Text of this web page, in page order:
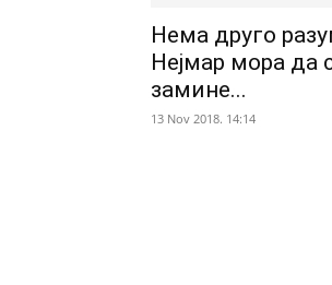
Нема друго
Нејмар мора да
замине...
13 Nov 2018. 14:14